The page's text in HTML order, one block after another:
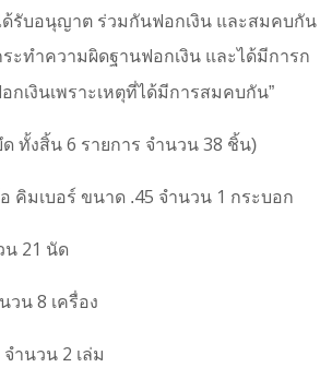
รับอนุญาต ร่วมกันฟอกเงิน และสมคบกัน
ะทำความผิดฐานฟอกเงิน และได้มีการก
กเงินเพราะเหตุที่ได้มีการสมคบกัน”
ด ทั้งสิ้น 6 รายการ จำนวน 38 ชิ้น)
คิมเบอร์ ขนาด .45 จำนวน 1 กระบอก
น 21 นัด
วน 8 เครื่อง
ำนวน 2 เล่ม